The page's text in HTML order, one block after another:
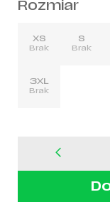
Rozmiar
XS
Brak
S
Brak
3XL
Brak
Koszulka